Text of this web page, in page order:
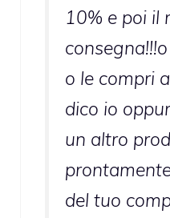
10% e poi il
o le compri
dico io
un altro
del tuo